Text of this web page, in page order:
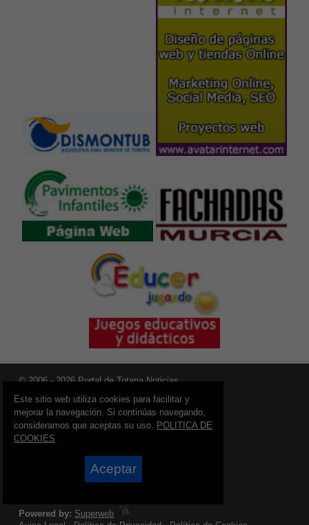
© 2006 - 2026 Portal de Totana Noticias
Síguenos en:
Powered by: Superweb
Este sitio web utiliza cookies para facilitar y
mejorar la navegación. Si continúas navegando,
consideramos que aceptas su uso. POLITICA DE
COOKIES
Aceptar